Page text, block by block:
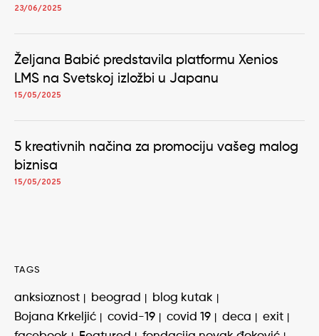
23/06/2025
Željana Babić predstavila platformu Xenios
LMS na Svetskoj izložbi u Japanu
15/05/2025
5 kreativnih načina za promociju vašeg malog
biznisa
15/05/2025
TAGS
anksioznost beograd
blog kutak
Bojana Krkeljić
covid-19 covid 19 deca
exit